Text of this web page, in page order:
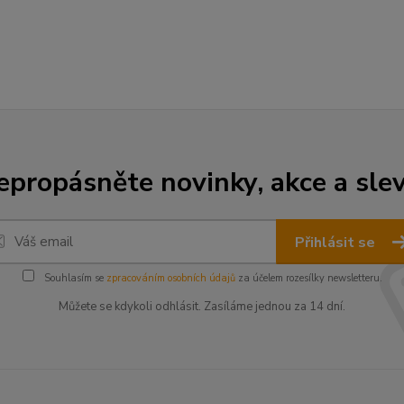
novinky, akce a
Přihlásit se
Souhlasím se zpracováním osobních údajůza účelem rozesílky newsletteru.
Můžete se kdykoli odhlásit. Zasíláme jednou za 14 dní.